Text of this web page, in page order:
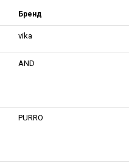
Бренд
vika
AND
PURRO